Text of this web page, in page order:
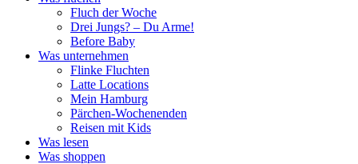
Fluch der Woche
Drei Jungs? – Du Arme!
Before Baby
Was unternehmen
Flinke Fluchten
Latte Locations
Mein Hamburg
Pärchen-Wochenenden
Reisen mit Kids
Was lesen
Was shoppen